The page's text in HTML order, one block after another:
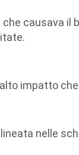
causava il
impatto
nelle